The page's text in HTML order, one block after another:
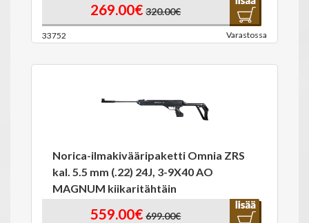
269.00€ 320.00€
33752 Varastossa
Norica-ilmakivääripaketti Omnia ZRS
kal. 5.5 mm (.22) 24J, 3-9X40 AO
MAGNUM kiikaritähtäin
559.00€ 699.00€